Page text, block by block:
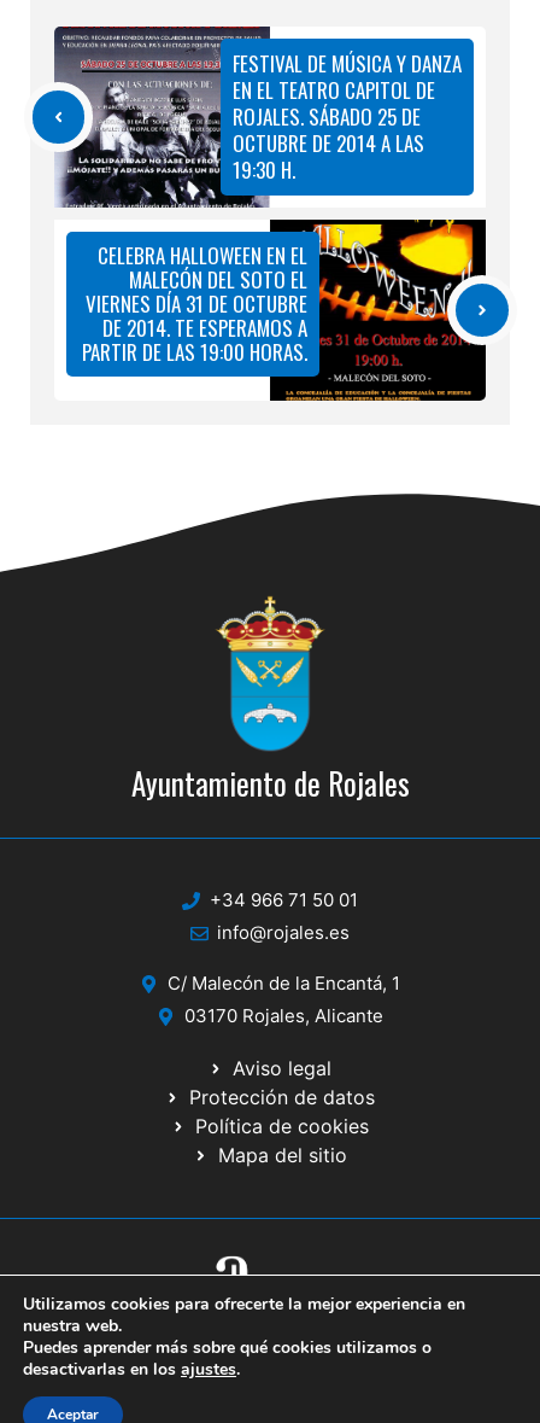
FESTIVAL DE MÚSICA Y DANZA
EN EL TEATRO CAPITOL DE
ROJALES. SÁBADO 25 DE
OCTUBRE DE 2014 A LAS
19:30 H.
CELEBRA HALLOWEEN EN EL
MALECÓN DEL SOTO EL
VIERNES DÍA 31 DE OCTUBRE
DE 2014. TE ESPERAMOS A
PARTIR DE LAS 19:00 HORAS.
Ayuntamiento de Rojales
+34 966 71 50 01
info@rojales.es
C/ Malecón de la Encantá, 1
03170 Rojales, Alicante
Aviso legal
Protección de datos
Política de cookies
Mapa del sitio
© 2020 Web desarrollada por el Servicio de Informática de Diputación
de Alicante
Utilizamos cookies para ofrecerte la mejor experiencia en
nuestra web.
Puedes aprender más sobre qué cookies utilizamos o
desactivarlas en los ajustes.
Aceptar